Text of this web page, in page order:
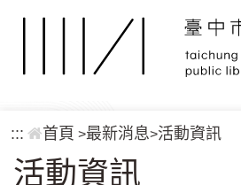
::: 首頁 >最新消息>活動資訊
活動資訊